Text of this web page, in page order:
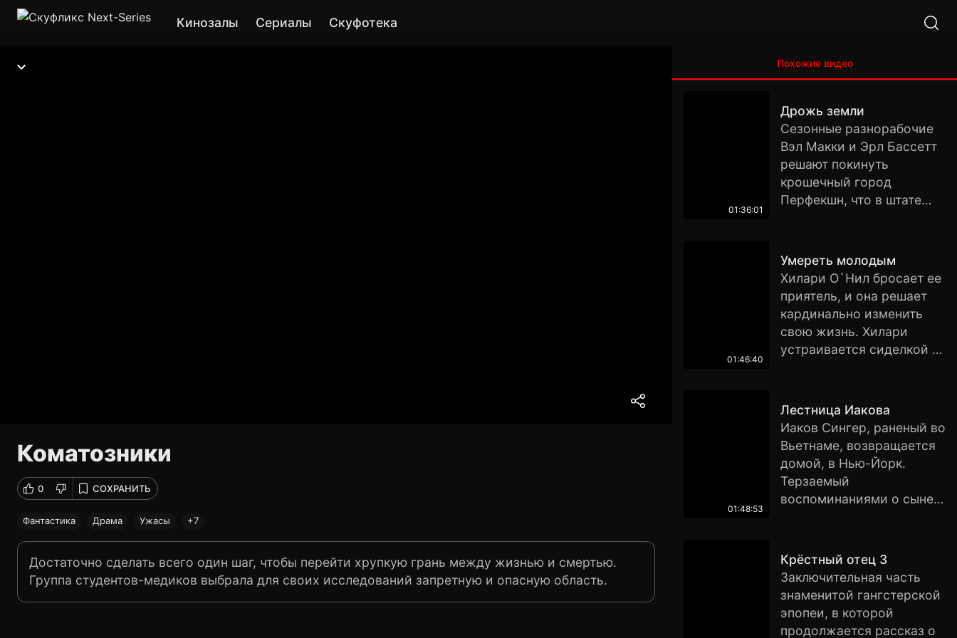
Кинозалы Сериалы Скуфотека
Коматозники
0 СОХРАНИТЬ
Фантастика Драма Ужасы +7
Достаточно сделать всего один шаг, чтобы перейти хрупкую грань между жизнью и смертью.
Группа студентов-медиков выбрала для своих исследований запретную и опасную область.
Похожие видео
01:36:01
Дрожь земли
Сезонные разнорабочие
Вэл Макки и Эрл Бассетт
решают покинуть
крошечный город
Перфекшн, что в штате
мешают их отъезду. С
помощью студентки-
сейсмолога они
выясняют, что городок
наводнён гигантскими
плотоядными червями,
обитающими под землей.
битву с исполинскими
тварями, которые решили
полакомиться людьми.
01:46:40
Умереть молодым
Хилари О`Нил бросает ее
приятель, и она решает
кардинально изменить
свою жизнь. Хилари
устраивается сиделкой к
человеку. Постепенно
взаимная симпатия
перерастает в пламенную
страсть, но эта любовь
обречена, ибо
неизлечимая болезнь
01:48:53
Лестница Иакова
Иаков Сингер, раненый во
Вьетнаме, возвращается
домой, в Нью-Йорк.
Терзаемый
воспоминаниями о сыне и
контроль над
реальностью. Но в конце
оказывается, что только
его друг Луис является
единственным человеком,
Крёстный отец 3
Заключительная часть
знаменитой гангстерской
эпопеи, в которой
продолжается рассказ о